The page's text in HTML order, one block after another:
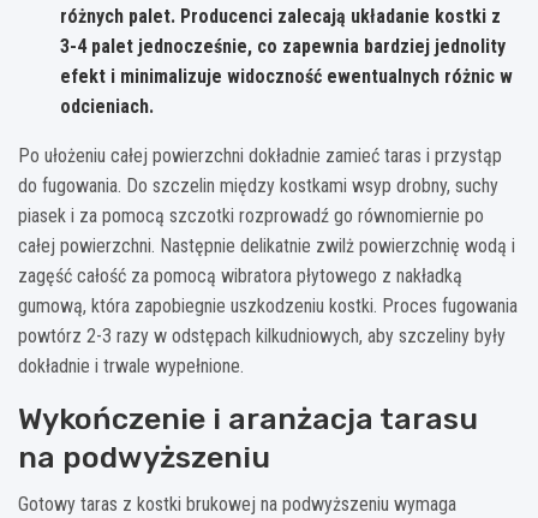
różnych palet. Producenci zalecają układanie kostki z
3-4 palet jednocześnie, co zapewnia bardziej jednolity
efekt i minimalizuje widoczność ewentualnych różnic w
odcieniach.
Po ułożeniu całej powierzchni dokładnie zamieć taras i przystąp
do fugowania. Do szczelin między kostkami wsyp drobny, suchy
piasek i za pomocą szczotki rozprowadź go równomiernie po
całej powierzchni. Następnie delikatnie zwilż powierzchnię wodą i
zagęść całość za pomocą wibratora płytowego z nakładką
gumową, która zapobiegnie uszkodzeniu kostki. Proces fugowania
powtórz 2-3 razy w odstępach kilkudniowych, aby szczeliny były
dokładnie i trwale wypełnione.
Wykończenie i aranżacja tarasu
na podwyższeniu
Gotowy taras z kostki brukowej na podwyższeniu wymaga